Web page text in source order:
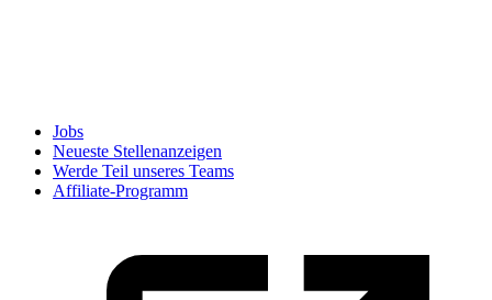
Jobs
Neueste Stellenanzeigen
Werde Teil unseres Teams
Affiliate-Programm